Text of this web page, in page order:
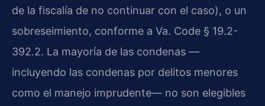
de la fiscalía de no continuar con el caso), o un
sobreseimiento, conforme a Va. Code § 19.2-
392.2. La mayoría de las condenas —
incluyendo las condenas por delitos menores
como el manejo imprudente— no son elegibles